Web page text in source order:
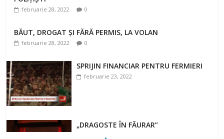
februarie 28, 2022 0
BĂUT, DROGAT ȘI FĂRĂ PERMIS, LA VOLAN
februarie 28, 2022 0
SPRIJIN FINANCIAR PENTRU FERMIERI
februarie 23, 2022
„DRAGOSTE ÎN FĂURAR”